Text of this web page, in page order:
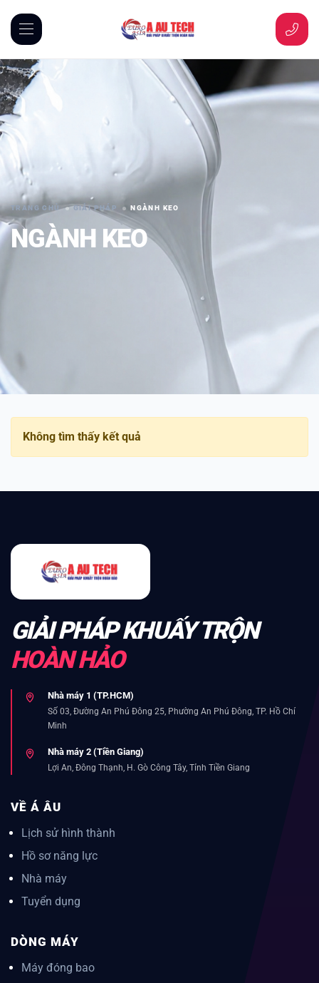
TRANG CHỦ GIẢI PHÁP NGÀNH KEO
NGÀNH KEO
Không tìm thấy kết quả
GIẢI PHÁP KHUẤY TRỘN
HOÀN HẢO
Nhà máy 1 (TP.HCM)
Số 03, Đường An Phú Đông 25, Phường An Phú Đông, TP. Hồ Chí
Minh
Nhà máy 2 (Tiền Giang)
Lợi An, Đông Thạnh, H. Gò Công Tây, Tỉnh Tiền Giang
VỀ Á ÂU
Lịch sử hình thành
Hồ sơ năng lực
Nhà máy
Tuyển dụng
DÒNG MÁY
Máy đóng bao